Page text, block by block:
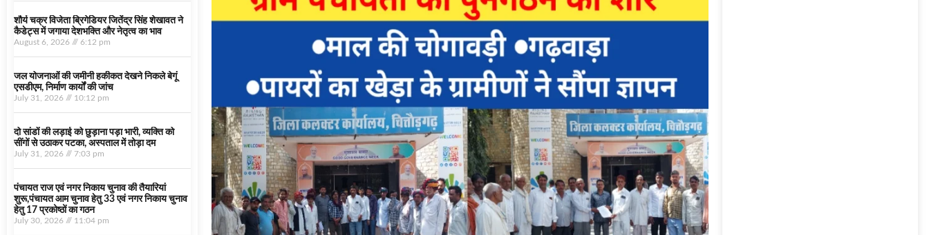
शौर्य चक्र विजेता ब्रिगेडियर जितेंद्र सिंह शेखावत ने
कैडेट्स में जगाया देशभक्ति और नेतृत्व का भाव
August 6, 2026 6:12 pm
जल योजनाओं की जमीनी हकीकत देखने निकले बेगूं
एसडीएम, निर्माण कार्यों की जांच
July 31, 2026 10:12 pm
दो सांडों की लड़ाई को छुड़ाना पड़ा भारी, व्यक्ति को
सींगों से उठाकर पटका, अस्पताल में तोड़ा दम
July 31, 2026 7:03 pm
पंचायत राज एवं नगर निकाय चुनाव की तैयारियां
शुरू,पंचायत आम चुनाव हेतु 33 एवं नगर निकाय चुनाव
हेतु 17 प्रकोष्ठों का गठन
July 30, 2026 11:04 pm